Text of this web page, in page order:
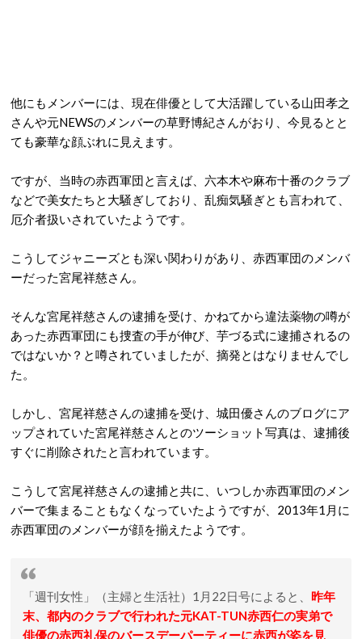
他にもメンバーには、現在俳優として大活躍している山田孝之
さんや元NEWSのメンバーの草野博紀さんがおり、今見るとと
ても豪華な顔ぶれに見えます。
ですが、当時の赤西軍団と言えば、六本木や麻布十番のクラブ
などで美女たちと大騒ぎしており、乱痴気騒ぎとも言われて、
厄介者扱いされていたようです。
こうしてジャニーズとも深い関わりがあり、赤西軍団のメンバ
ーだった宮尾祥慈さん。
そんな宮尾祥慈さんの逮捕を受け、かねてから違法薬物の噂が
あった赤西軍団にも捜査の手が伸び、芋づる式に逮捕されるの
ではないか？と噂されていましたが、摘発とはなりませんでし
た。
しかし、宮尾祥慈さんの逮捕を受け、城田優さんのブログにア
ップされていた宮尾祥慈さんとのツーショット写真は、逮捕後
すぐに削除されたと言われています。
こうして宮尾祥慈さんの逮捕と共に、いつしか赤西軍団のメン
バーで集まることもなくなっていたようですが、2013年1月に
赤西軍団のメンバーが顔を揃えたようです。
「週刊女性」（主婦と生活社）1月22日号によると、 昨年
末、都内のクラブで行われた元KAT-TUN赤西仁の実弟で
俳優の赤西礼保のバースデーパーティーに赤西が姿を見